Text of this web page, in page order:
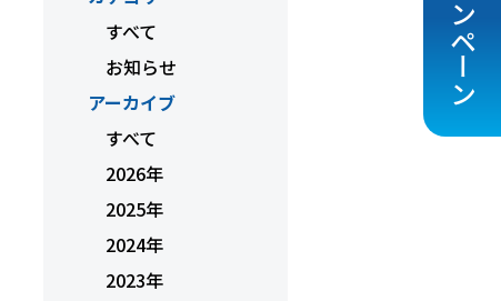
すべて
お知らせ
アーカイブ
すべて
2026年
2025年
2024年
2023年